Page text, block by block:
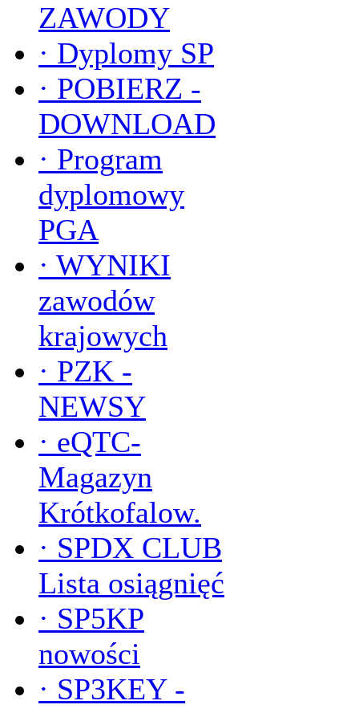
ZAWODY
· Dyplomy SP
· POBIERZ -
DOWNLOAD
· Program
dyplomowy
PGA
· WYNIKI
zawodów
krajowych
· PZK -
NEWSY
· eQTC-
Magazyn
Krótkofalow.
· SPDX CLUB
Lista osiągnięć
· SP5KP
nowości
· SP3KEY -